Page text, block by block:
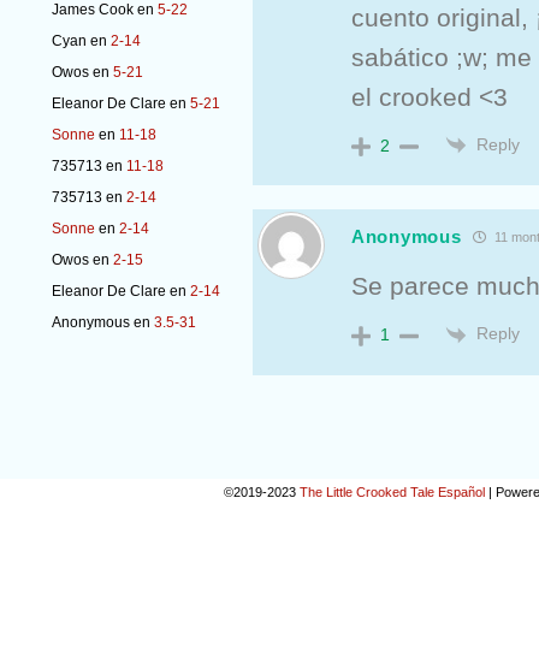
James Cook en 5-22
Cyan en 2-14
Owos en 5-21
Eleanor De Clare en 5-21
Sonne en 11-18
735713 en 11-18
735713 en 2-14
Sonne en 2-14
Owos en 2-15
Eleanor De Clare en 2-14
Anonymous en 3.5-31
cuento original,
sabático ;w;
el crooked <3
2 Reply
Anonymous 11
Se parece
1 Reply
©2019-2023 The Little Crooked Tale Español |